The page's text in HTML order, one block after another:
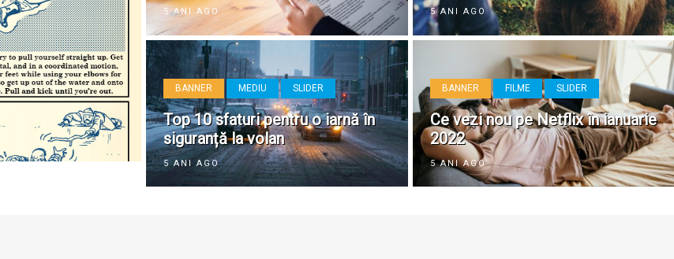
5 ANI AGO 5 ANI AGO
BANNER MEDIU SLIDER
Top 10 sfaturi pentru o iarnă în
siguranță la volan
5 ANI AGO
BANNER FILME SLIDER
Ce vezi nou pe Netflix în ianuarie
2022
5 ANI AGO